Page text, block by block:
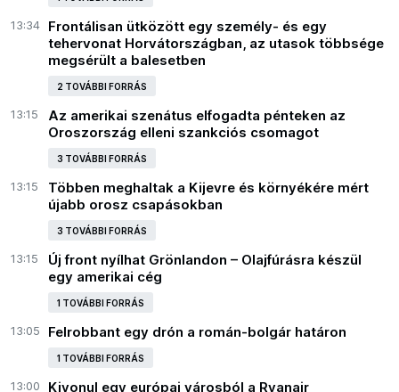
13:34
Frontálisan ütközött egy személy- és egy
tehervonat Horvátországban, az utasok többsége
megsérült a balesetben
2 TOVÁBBI FORRÁS
13:15
Az amerikai szenátus elfogadta pénteken az
Oroszország elleni szankciós csomagot
3 TOVÁBBI FORRÁS
13:15
Többen meghaltak a Kijevre és környékére mért
újabb orosz csapásokban
3 TOVÁBBI FORRÁS
13:15
Új front nyílhat Grönlandon – Olajfúrásra készül
egy amerikai cég
1 TOVÁBBI FORRÁS
13:05 Felrobbant egy drón a román-bolgár határon
1 TOVÁBBI FORRÁS
13:00 Kivonul egy európai városból a Ryanair